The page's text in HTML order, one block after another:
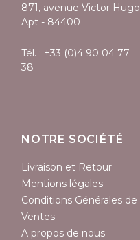
871, avenue Victor Hugo
Apt - 84400
Tél. : +33 (0)4 90 04 77
38
NOTRE SOCIÉTÉ
Livraison et Retour
Mentions légales
Conditions Générales de
Ventes
A propos de nous